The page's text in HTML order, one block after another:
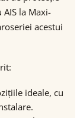
AIS la Maxi-
acestui
ideale, cu